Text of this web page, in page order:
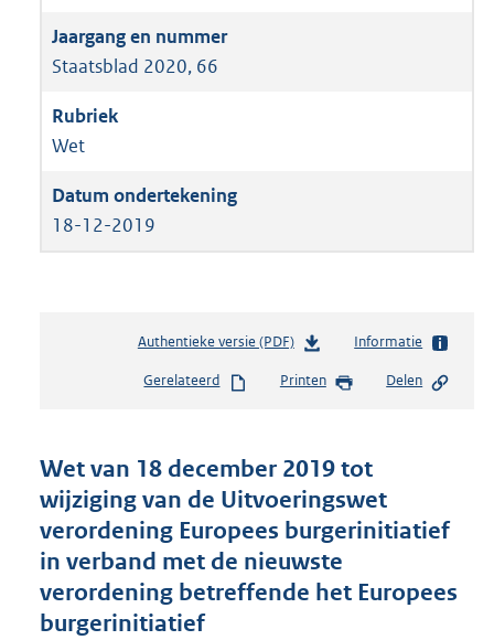
Staatsblad 2020, 66
Wet
18-12-2019
Authentieke versie (PDF)b
s
n
d
s
g
o
o
Informatie
Gerelateerd Printen Delen
Wet van 18 december 2019 tot
wijziging van de Uitvoeringswet
verordening Europees burgerinitiatief
in verband met de nieuwste
verordening betreffende het Europees
burgerinitiatief